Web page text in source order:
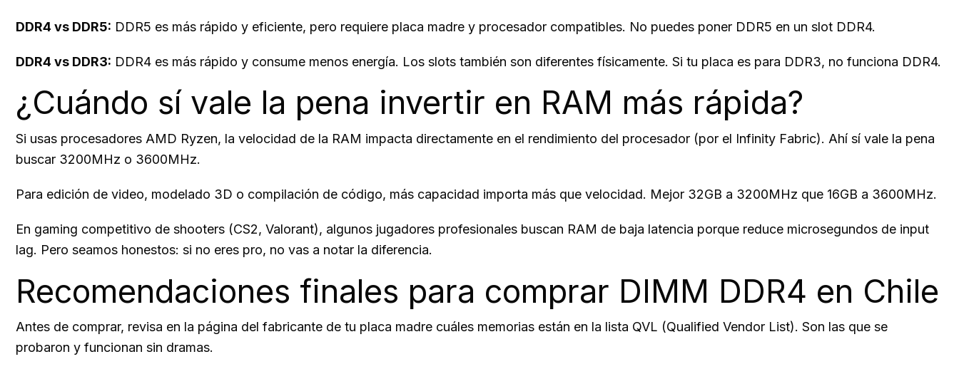
DDR4 vs DDR5: DDR5 es más rápido y eficiente, pero requiere placa madre y procesador compatibles. No puedes poner DDR5 en un slot DDR4.
DDR4 vs DDR3: DDR4 es más rápido y consume menos energía. Los slots también son diferentes físicamente. Si tu placa es para DDR3, no funciona DDR4.
¿Cuándo sí vale la pena invertir en RAM más rápida?
Si usas procesadores AMD Ryzen, la velocidad de la RAM impacta directamente en el rendimiento del procesador (por el Infinity Fabric). Ahí sí vale la pena
buscar 3200MHz o 3600MHz.
Para edición de video, modelado 3D o compilación de código, más capacidad importa más que velocidad. Mejor 32GB a 3200MHz que 16GB a 3600MHz.
En gaming competitivo de shooters (CS2, Valorant), algunos jugadores profesionales buscan RAM de baja latencia porque reduce microsegundos de input
lag. Pero seamos honestos: si no eres pro, no vas a notar la diferencia.
Recomendaciones finales para comprar DIMM DDR4 en Chile
Antes de comprar, revisa en la página del fabricante de tu placa madre cuáles memorias están en la lista QVL (Qualified Vendor List). Son las que se
probaron y funcionan sin dramas.